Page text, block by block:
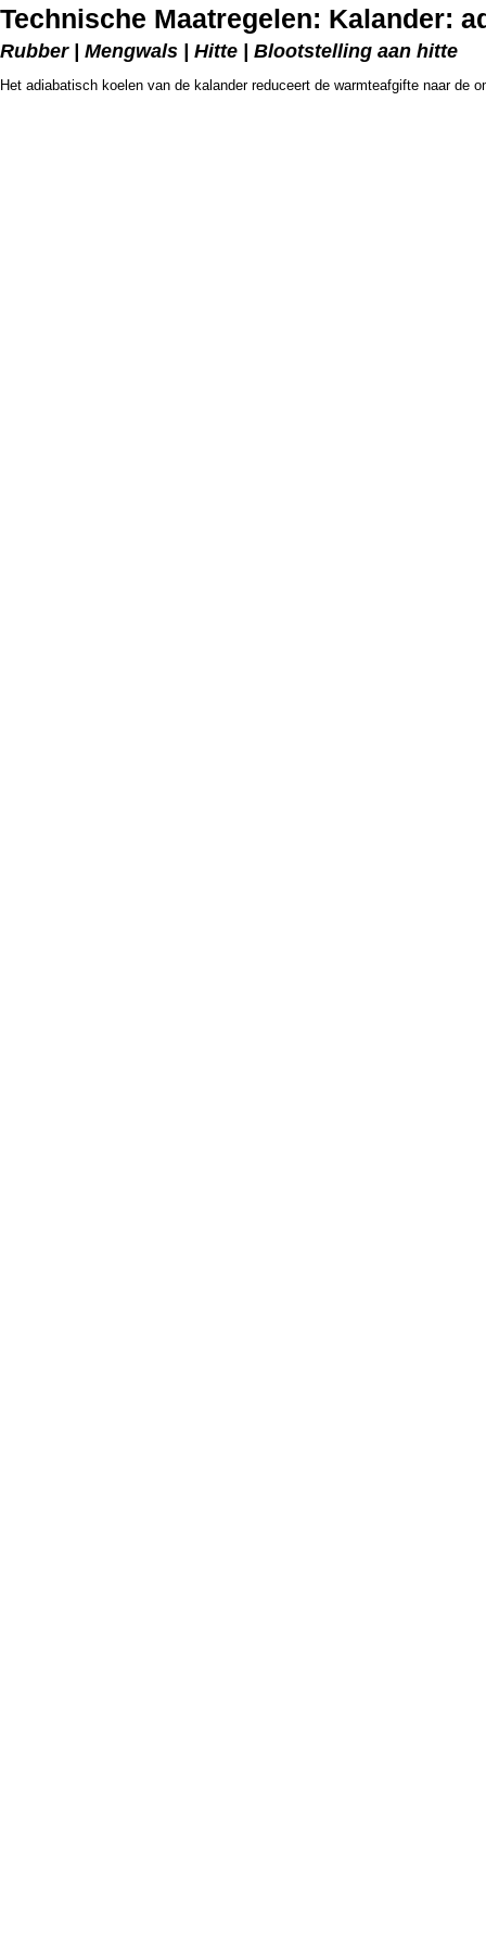
Technische Maatregelen: Kalander:
Rubber | Mengwals | Hitte | Blootstelling aan hitte
Het adiabatisch koelen van de kalander reduceert de warmteafgifte naar de